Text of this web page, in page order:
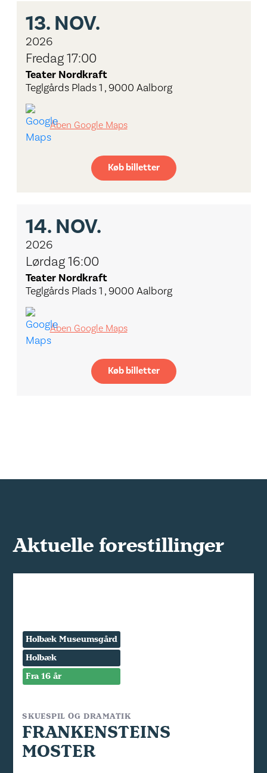
13. NOV.
2026
Fredag 17:00
Teater Nordkraft
Teglgårds Plads 1 , 9000 Aalborg
Åben Google Maps
Køb billetter
14. NOV.
2026
Lørdag 16:00
Teater Nordkraft
Teglgårds Plads 1 , 9000 Aalborg
Åben Google Maps
Køb billetter
Aktuelle forestillinger
Holbæk Museumsgård
Holbæk
Fra 16 år
SKUESPIL OG DRAMATIK
FRANKENSTEINS
MOSTER